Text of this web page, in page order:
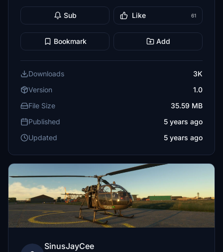
Sub Like 61
Bookmark Add
Downloads
3K
Version
1.0
File Size
35.59 MB
Published
5 years ago
Updated
5 years ago
SinusJayCee